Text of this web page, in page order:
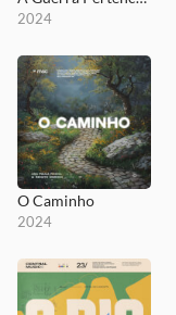
2024
O Caminho
2024